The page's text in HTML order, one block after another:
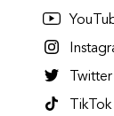
Twitter
TikTok